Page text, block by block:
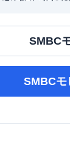
SMBC
SMBCモ